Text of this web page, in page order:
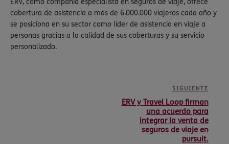
ERV, como compañía especialista en seguros de viaje, ofrece
cobertura de asistencia a más de 6.000.000 viajeros cada año y
se posiciona en su sector como líder de asistencia en viaje a
personas gracias a la calidad de sus coberturas y su servicio
personalizado.
SIGUIENTE
ERV y Travel Loop firman
una acuerdo para
integrar la venta de
seguros de viaje en
pursuit.